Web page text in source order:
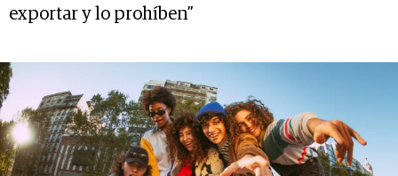
exportar y lo prohíben”